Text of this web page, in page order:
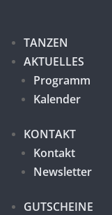
TANZEN
AKTUELLES
Programm
Kalender
KONTAKT
Kontakt
Newsletter
GUTSCHEINE